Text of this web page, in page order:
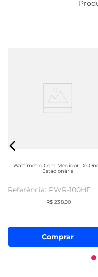
Wattímetro Com Medidor De
Estacionária
PWR-100HF
R$ 238,90
Comprar